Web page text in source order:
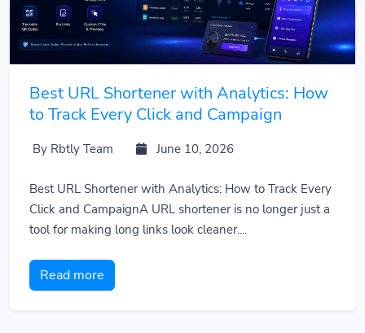
Best URL Shortener with Analytics: How
to Track Every Click and Campaign
By Rbtly Team June 10, 2026
Best URL Shortener with Analytics: How to Track Every
Click and CampaignA URL shortener is no longer just a
tool for making long links look cleaner....
Read more